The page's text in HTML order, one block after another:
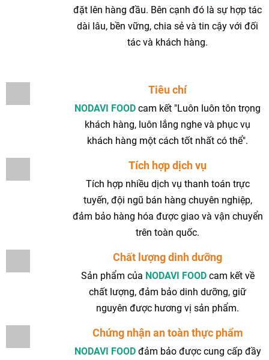
đặt lên hàng đầu. Bên cạnh đó là sự hợp tác
dài lâu, bền vững, chia sẻ và tin cậy với đối
tác và khách hàng.
Tiêu chí
NODAVI FOODcam kết "Luôn luôn tôn trọng
khách hàng, luôn lắng nghe và phục vụ
khách hàng một cách tốt nhất có thể".
Tích hợp dịch vụ
Tích hợp nhiều dịch vụ thanh toán trực
tuyến, đội ngũ bán hàng chuyên nghiệp,
đảm bảo hàng hóa được giao và vận chuyển
trên toàn quốc.
Chất lượng dinh dưỡng
Sản phẩm của NODAVI FOODcam kết về
chất lượng, đảm bảo dinh dưỡng, giữ
nguyên được hương vị sản phẩm.
Chứng nhận an toàn thực phẩm
NODAVI FOOD đảm bảo được cung cấp đầy